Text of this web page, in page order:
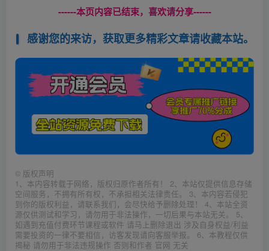
------本页内容已结束，喜欢请分享------
感谢您的来访，获取更多精彩文章请收藏本站。
© 版权声明
1、本内容转载于网络，版权归原作者所有！ 2、本站仅提供信息存储
空间服务，不拥有所有权，不承担相关法律责任。 3、本内容若侵犯
到你的版权利益，请联系我们，会尽快给予删除处理！ 4、本站全资
源仅供测试和学习，请勿用于非法操作，一切后果与本站无关。 5、
如遇到充值付费环节课程或软件 请马上删除退出 涉及自身权益/利益
需要投资的一律不要相信，访客发现请向客服举报。 6、本教程仅供
揭秘 请勿用于非法违规操作 否则和作者 官网 无关